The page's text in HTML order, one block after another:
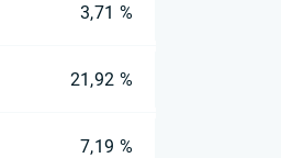
3,71 %
21,92 %
7,19 %